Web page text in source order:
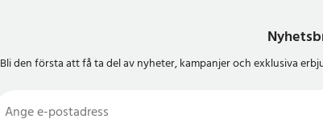
Bli den första att få ta del av nyheter, kampanjer och exklusiva